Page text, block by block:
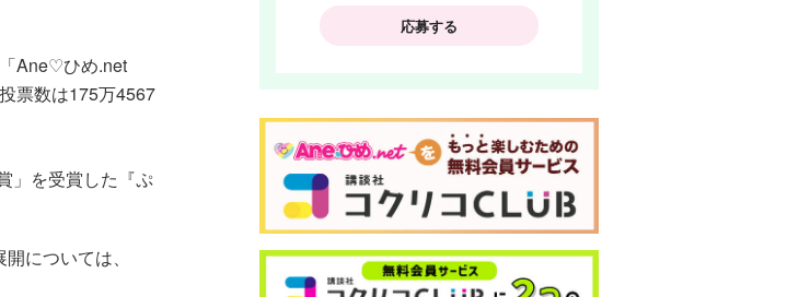
「Ane♡ひめ.net
票数は175万4567
を受賞した『ぷ
については、
応募する